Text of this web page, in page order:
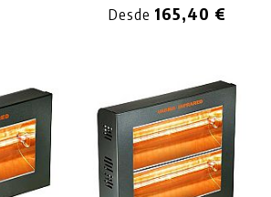
Desde 165,40 €